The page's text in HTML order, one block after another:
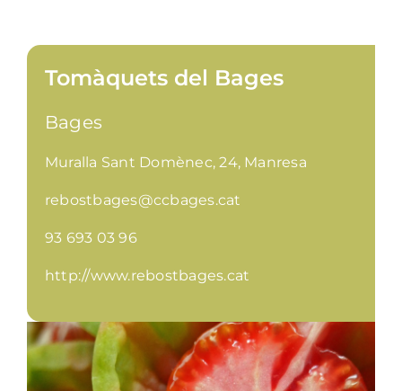
Tomàquets del Bages
Bages
Muralla Sant Domènec, 24, Manresa
rebostbages@ccbages.cat
93 693 03 96
http://www.rebostbages.cat